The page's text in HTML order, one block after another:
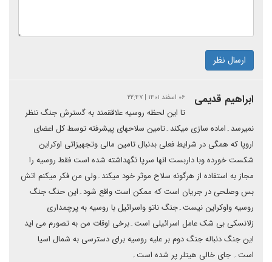
ارسال نظر
ابراهیم قدیمی ۰۶ اسفند ۱۴۰۱ | ۲۲:۴۷
تا این لحظه روسیه علاققمند به گسترش جنگ ننظر
نمیرسد۔اماده سازی میکند۔تامین سلاحهای پیشرفته توسط کل اعضای
اروپا که همگی در شرایط فعلی بدنبال تامین مالی وتجهیزاتی اوکراین
شکست خورده وبا داربست انها سرپا نگهداشته شده است فقط روسیه را
مجاز به استفاده از هرگونه سلاح موثر خود میکند۔ولی من فکر میکنم اتش
بس وصلحی در جریان است که ممکن است واقع شود۔این حنگ جنگ
روسیه واوکراین نیست۔جنگ ناتو واسرائیل با روسیه به پرچمداری
زلانسکی بی شک عامل اسرائیلی است۔برخی اوقات من به تصورم می اید
این جنگ دنباله جنگ دوم بر علیه روسیه برای دسترسی به شمال اسیا
است۔ جای خالی هیتلر پر شده است۔